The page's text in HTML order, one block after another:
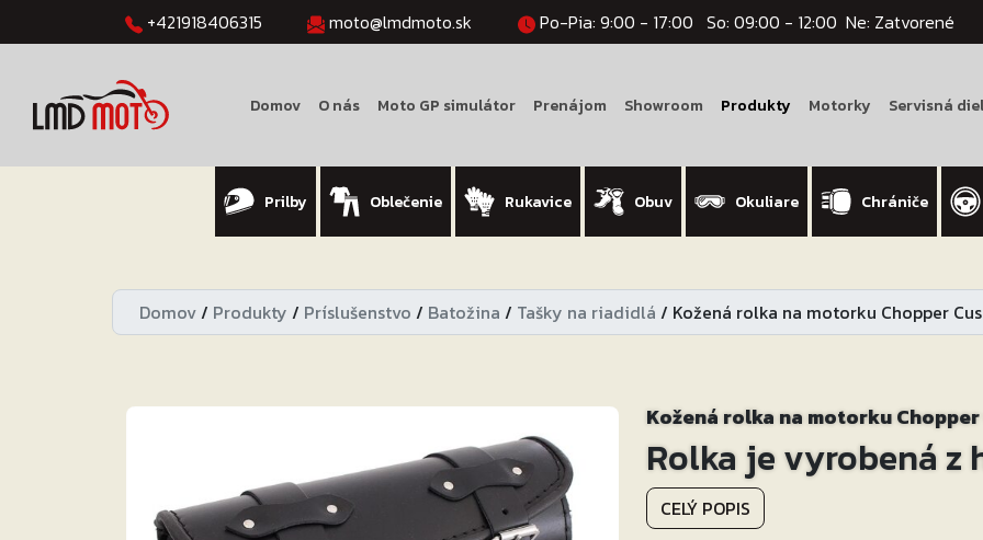
+421918406315 moto@lmdmoto.sk Po-Pia: 9:00 - 17:00 So: 09:00 - 12:00 Ne: Zatvorené
Domov O nás Moto GP simulátor Prenájom Showroom Produkty Motorky Servisná
Prilby Oblečenie Rukavice Obuv Okuliare Chrániče
Domov/ Produkty / Príslušenstvo / Batožina / Tašky na riadidlá / Kožená rolka na motorku Chopper
Kožená rolka na motorku Chopper
Rolka je vyrobená z
CELÝ POPIS